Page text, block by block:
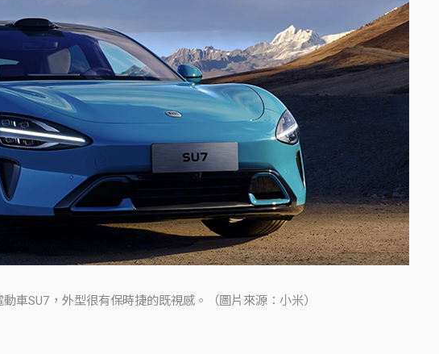
車SU7，外型很有保時捷的既視感。（圖片來源：小米）